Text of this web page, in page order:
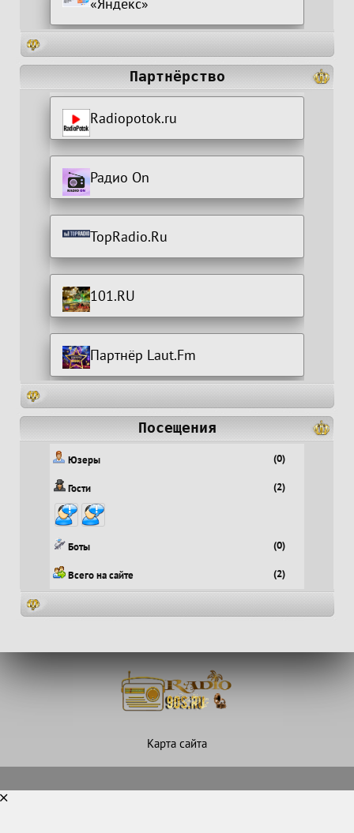
Партнёрство
Radiopotok.ru
Радио On
TopRadio.Ru
101.RU
Партнёр Laut.Fm
Посещения
Юзеры (0)
Гости (2)
Боты (0)
Всего на сайте (2)
Карта сайта